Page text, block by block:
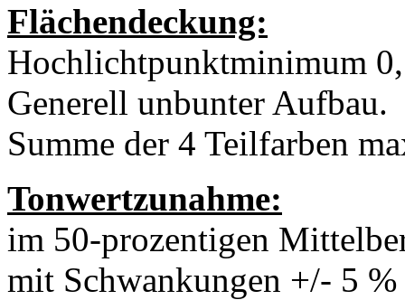
Flächendeckung:
Hochlichtpunktminimum
Generell unbunter Aufbau.
Summe der 4 Teilfarben
Tonwertzunahme:
im 50-prozentigen
mit Schwankungen +/- 5 %